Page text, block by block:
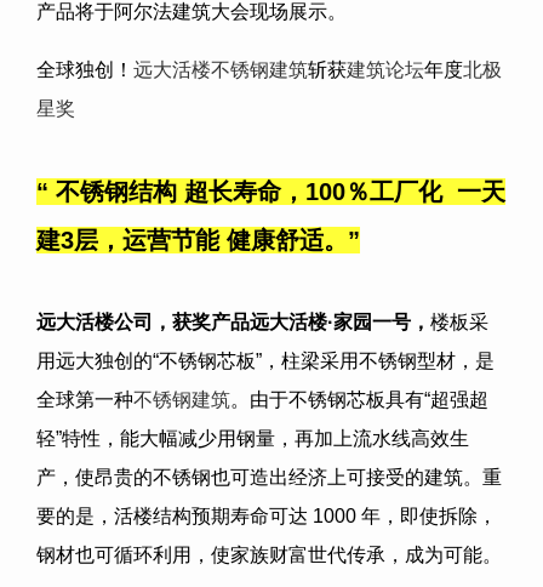
产品将于阿尔法建筑大会现场展示。
全球独创！ 远大活楼不锈钢建筑斩获建筑论坛年度北极
星奖
“ 不锈钢结构 超长寿命，100％工厂化 一天
建3层，运营节能 健康舒适。 ”
远大活楼公司 ，获奖产品远大活楼·家园一号 ， 楼板采
用远大独创的“不锈钢芯板”，柱梁采用不锈钢型材，是
全球第一种不锈钢建筑。由于不锈钢芯板具有“超强超
轻”特性，能大幅减少用钢量，再加上流水线高效生
产，使昂贵的不锈钢也可造出经济上可接受的建筑。重
要的是，活楼结构预期寿命可达 1000 年，即使拆除，
钢材也可循环利用，使家族财富世代传承，成为可能。